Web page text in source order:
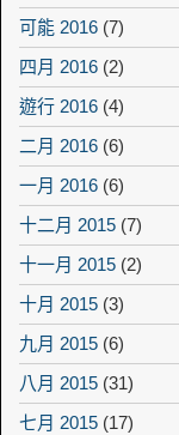
可能 2016 (7)
四月 2016 (2)
遊行 2016 (4)
二月 2016 (6)
一月 2016 (6)
十二月 2015 (7)
十一月 2015 (2)
十月 2015 (3)
九月 2015 (6)
八月 2015 (31)
七月 2015 (17)